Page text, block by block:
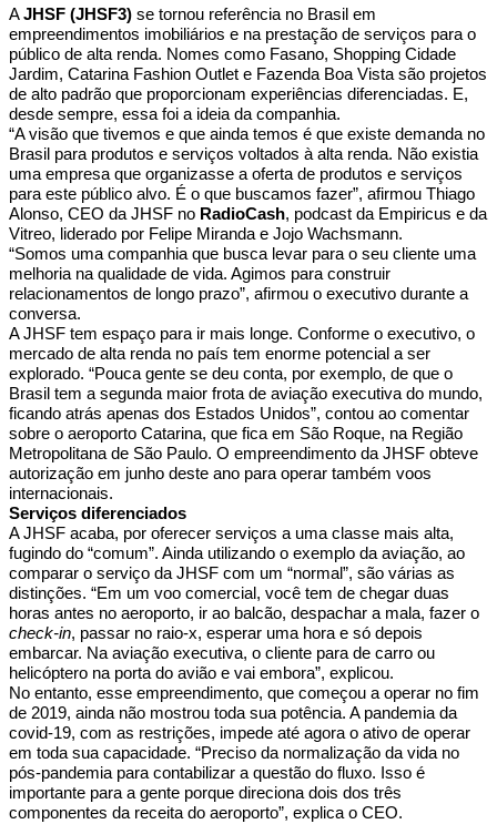
AJHSF (JHSF3) se tornou referência no Brasil em
empreendimentos imobiliários e na prestação de serviços para o
público de alta renda. Nomes como Fasano, Shopping Cidade
Jardim, Catarina Fashion Outlet e Fazenda Boa Vista são projetos
de alto padrão que proporcionam experiências diferenciadas. E,
desde sempre, essa foi a ideia da companhia.
“A visão que tivemos e que ainda temos é que existe demanda no
Brasil para produtos e serviços voltados à alta renda. Não existia
uma empresa que organizasse a oferta de produtos e serviços
para este público alvo. É o que buscamos fazer”, afirmou Thiago
Alonso, CEO da JHSF no RadioCash, podcast da Empiricus e da
Vitreo, liderado por Felipe Miranda e Jojo Wachsmann.
“Somos uma companhia que busca levar para o seu cliente uma
melhoria na qualidade de vida. Agimos para construir
relacionamentos de longo prazo”, afirmou o executivo durante a
conversa.
A JHSF tem espaço para ir mais longe. Conforme o executivo, o
mercado de alta renda no país tem enorme potencial a ser
explorado. “Pouca gente se deu conta, por exemplo, de que o
Brasil tem a segunda maior frota de aviação executiva do mundo,
ficando atrás apenas dos Estados Unidos”, contou ao comentar
sobre o aeroporto Catarina, que fica em São Roque, na Região
Metropolitana de São Paulo. O empreendimento da JHSF obteve
autorização em junho deste ano para operar também voos
internacionais.
Serviços diferenciados
A JHSF acaba, por oferecer serviços a uma classe mais alta,
fugindo do “comum”. Ainda utilizando o exemplo da aviação, ao
comparar o serviço da JHSF com um “normal”, são várias as
distinções. “Em um voo comercial, você tem de chegar duas
horas antes no aeroporto, ir ao balcão, despachar a mala, fazer o
check-in, passar no raio-x, esperar uma hora e só depois
embarcar. Na aviação executiva, o cliente para de carro ou
helicóptero na porta do avião e vai embora”, explicou.
No entanto, esse empreendimento, que começou a operar no fim
de 2019, ainda não mostrou toda sua potência. A pandemia da
covid-19, com as restrições, impede até agora o ativo de operar
em toda sua capacidade. “Preciso da normalização da vida no
pós-pandemia para contabilizar a questão do fluxo. Isso é
importante para a gente porque direciona dois dos três
componentes da receita do aeroporto”, explica o CEO.